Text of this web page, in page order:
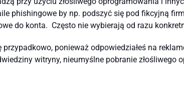
phishingowe by np. podszyć się pod fikcyjną
do konta. Często nie wybierają od razu
przypadkowo, ponieważ odpowiedziałeś na
witryny, nieumyślne pobranie